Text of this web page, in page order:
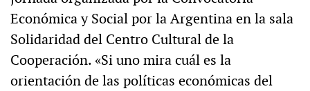
Económica y Social por la Argentina en la sala
Solidaridad del Centro Cultural de la
Cooperación. «Si uno mira cuál es la
orientación de las políticas económicas del